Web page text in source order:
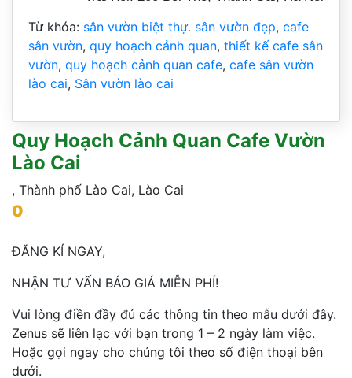
Từ khóa: sân vườn biệt thự. sân vườn đẹp, cafe
sân vườn, quy hoạch cảnh quan, thiết kế cafe sân
vườn, quy hoạch cảnh quan cafe, cafe sân vườn
lào cai, Sân vườn lào cai
Quy Hoạch Cảnh Quan Cafe Vườn
Lào Cai
, Thành phố Lào Cai, Lào Cai
0
ĐĂNG KÍ NGAY,
NHẬN TƯ VẤN BÁO GIÁ MIỄN PHÍ!
Vui lòng điền đầy đủ các thông tin theo mẫu dưới đây.
Zenus sẽ liên lạc với bạn trong 1 – 2 ngày làm việc.
Hoặc gọi ngay cho chúng tôi theo số điện thoại bên
dưới.